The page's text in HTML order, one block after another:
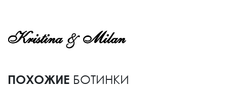
ПОХОЖИЕ БОТИНКИ